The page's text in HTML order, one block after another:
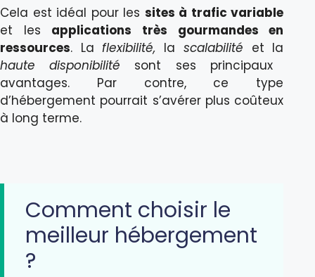
Cela est idéal pour les sites à trafic variable
et les applications très gourmandes en
ressources. Laflexibilité, la scalabilité et la
haute disponibilité sont ses principaux
avantages. Par contre, ce type
d’hébergement pourrait s’avérer plus coûteux
à long terme.
Comment choisir le
meilleur hébergement
?